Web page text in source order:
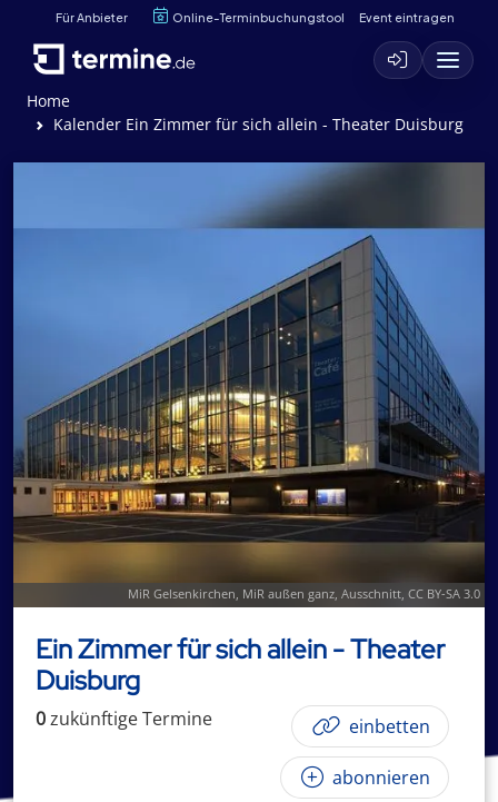
Für Anbieter Online-Terminbuchungstool Event eintragen
Home
Kalender Ein Zimmer für sich allein - Theater Duisburg
MiR Gelsenkirchen, MiR außen ganz, Ausschnitt, CC BY-SA 3.0
Ein Zimmer für sich allein - Theater
Duisburg
0zukünftigeTermine einbetten
abonnieren